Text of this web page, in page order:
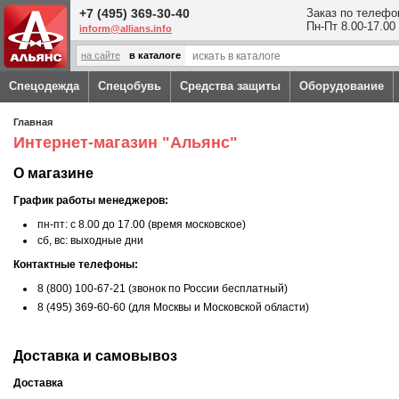
Перейти к основному содержанию
+7 (495) 369-30-40
inform@allians.info
Заказ по
Пн-Пт 8.00-17.00
на сайте в каталоге
Спецодежда Спецобувь Средства защиты Оборудование
Вы здесь
Главная
Интернет-магазин "Альянс"
О магазине
График работы менеджеров:
пн-пт: с 8.00 до 17.00 (время московское)
сб, вс: выходные дни
Контактные телефоны:
8 (800) 100-67-21 (звонок по России бесплатный)
8 (495) 369-60-60 (для Москвы и Московской области)
Доставка и самовывоз
Доставка